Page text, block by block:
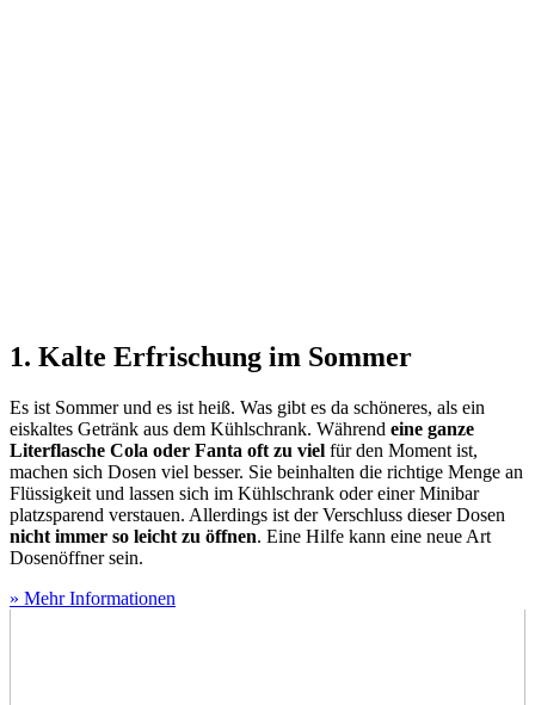
1. Kalte Erfrischung im Sommer
Es ist Sommer und es ist heiß. Was gibt es da schöneres, als ein
eiskaltes Getränk aus dem Kühlschrank. Während eine ganze
Literflasche Cola oder Fanta oft zu viel für den Moment ist,
machen sich Dosen viel besser. Sie beinhalten die richtige Menge an
Flüssigkeit und lassen sich im Kühlschrank oder einer Minibar
platzsparend verstauen. Allerdings ist der Verschluss dieser Dosen
nicht immer so leicht zu öffnen. Eine Hilfe kann eine neue Art
Dosenöffner sein.
» Mehr Informationen